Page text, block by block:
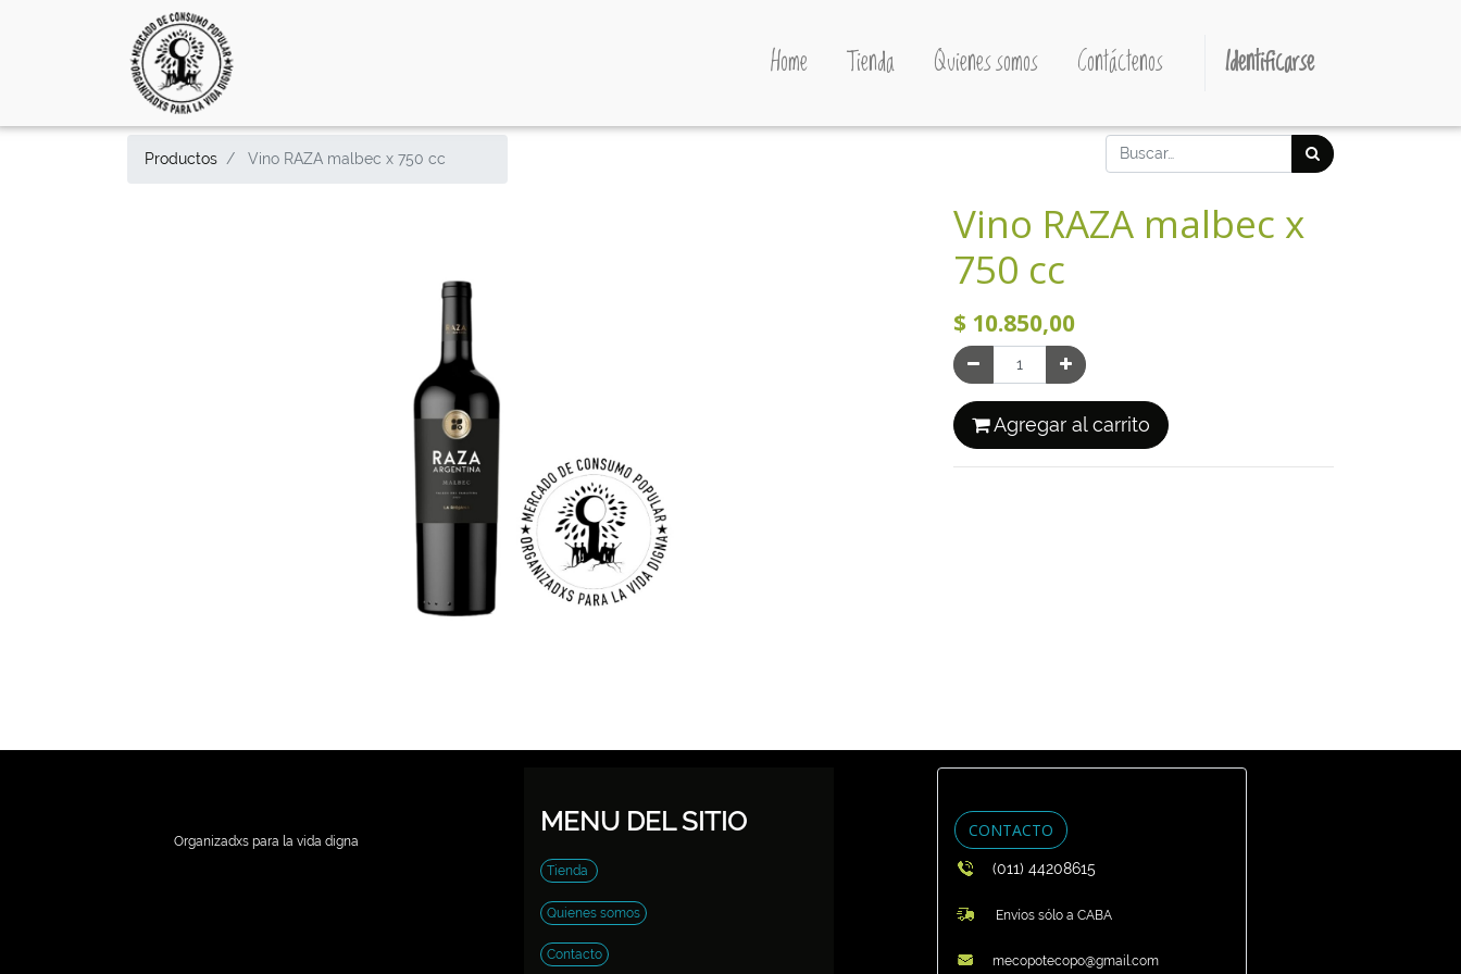
Home Tienda Quienes somos Contáctenos Identificarse
Productos Vino RAZA malbec x 750 cc
Vino RAZA malbec x
750 cc
$ 10.850,00
Agregar al carrito
Organizadxs para la vida digna
MENU DEL SITIO
Tienda
Quienes somos
Contacto
CONTACTO
(011) 44208615
Envíos sólo a CABA
mecopotecopo@gmail.com